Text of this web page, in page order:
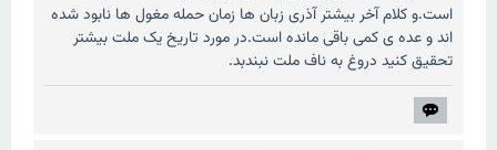
است.و کلام آخر بیشتر آذری زبان ها زمان حمله مغول ها نابود شده
اند و عده ی کمی باقی مانده است.در مورد تاریخ یک ملت بیشتر
تحقیق کنید دروغ به ناف ملت نبندبد.